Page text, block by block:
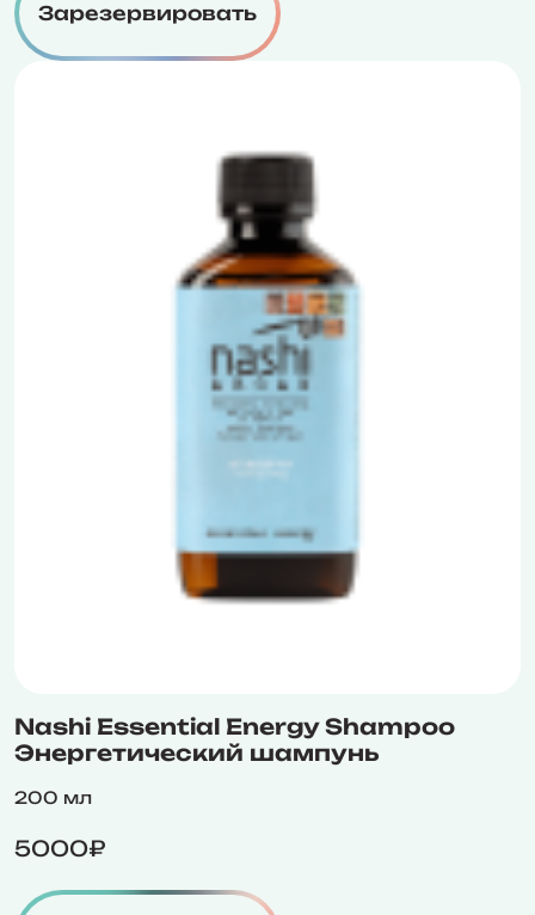
Зарезервировать
Nashi Essential Energy Shampoo
Энергетический шампунь
200 мл
5000₽